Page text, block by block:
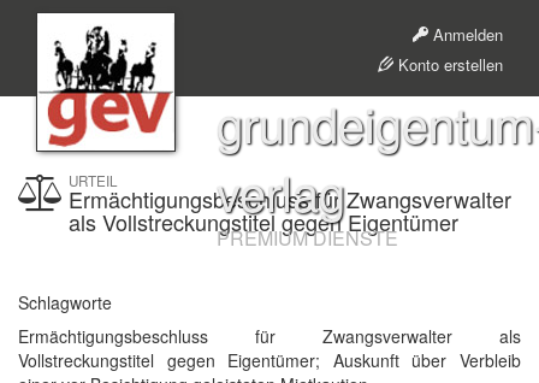
Anmelden
Konto erstellen
verlag
PREMIUM DIENSTE
URTEIL
Ermächtigungsbeschluss für Zwangsverwalter
als Vollstreckungstitel gegen Eigentümer
Schlagworte
Ermächtigungsbeschluss für Zwangsverwalter als
Vollstreckungstitel gegen Eigentümer; Auskunft über Verbleib